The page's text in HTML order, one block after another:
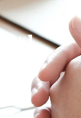
は】